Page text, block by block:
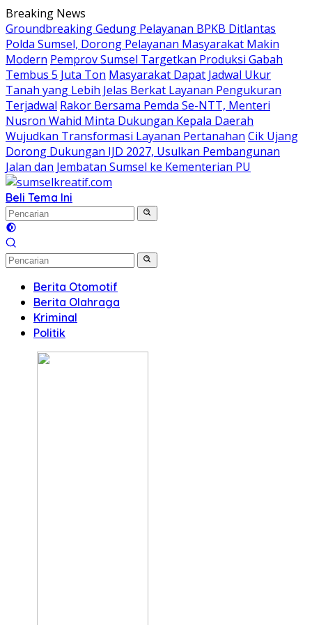
Langsung
ke
konten
Breaking News
Groundbreaking Gedung Pelayanan BPKB Ditlantas
Polda Sumsel, Dorong Pelayanan Masyarakat Makin
Modern Pemprov Sumsel Targetkan Produksi Gabah
Tembus 5 Juta Ton Masyarakat Dapat Jadwal Ukur
Tanah yang Lebih Jelas Berkat Layanan Pengukuran
Terjadwal Rakor Bersama Pemda Se-NTT, Menteri
Nusron Wahid Minta Dukungan Kepala Daerah
Wujudkan Transformasi Layanan Pertanahan Cik Ujang
Dorong Dukungan IJD 2027, Usulkan Pembangunan
Jalan dan Jembatan Sumsel ke Kementerian PU
Beli Tema Ini
Berita Otomotif
Berita Olahraga
Kriminal
Politik